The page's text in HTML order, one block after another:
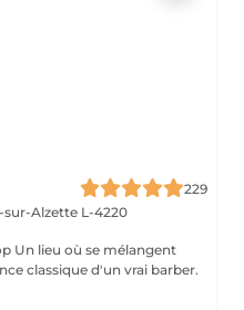
229
sur-Alzette L-4220
classique d'un vrai barber.